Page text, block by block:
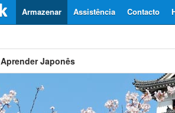
Contacto
Assistência
Armazenar
Aprender Japonês